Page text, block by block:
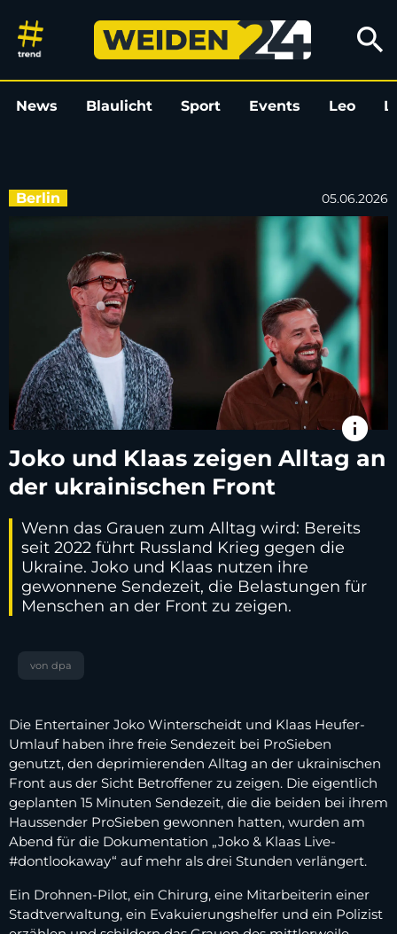
Joko und Klaas zeigen Alltag
search
News Blaulicht Sport Events Leo
Berlin 05.06.2026
info
Joko und Klaas zeigen Alltag an
der ukrainischen Front
Wenn das Grauen zum Alltag wird: Bereits
seit 2022 führt Russland Krieg gegen die
Ukraine. Joko und Klaas nutzen ihre
gewonnene Sendezeit, die Belastungen für
Menschen an der Front zu zeigen.
von dpa
Die Entertainer Joko Winterscheidt und Klaas Heufer-
Umlauf haben ihre freie Sendezeit bei ProSieben
genutzt, den deprimierenden Alltag an der ukrainischen
Front aus der Sicht Betroffener zu zeigen. Die eigentlich
geplanten 15 Minuten Sendezeit, die die beiden bei ihrem
Haussender ProSieben gewonnen hatten, wurden am
Abend für die Dokumentation „Joko & Klaas Live-
#dontlookaway“ auf mehr als drei Stunden verlängert.
Ein Drohnen-Pilot, ein Chirurg, eine Mitarbeiterin einer
Stadtverwaltung, ein Evakuierungshelfer und ein Polizist